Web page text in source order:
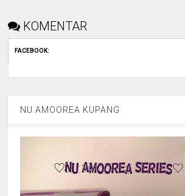
KOMENTAR
FACEBOOK:
NU AMOOREA KUPANG